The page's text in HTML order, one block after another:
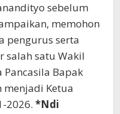
sebelum
memohon
pengurus serta
salah satu Wakil
Pancasila Bapak
Ketua
2026. *Ndi